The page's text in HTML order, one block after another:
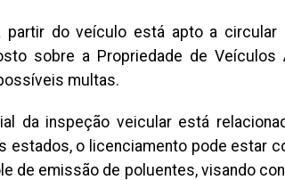
partir do veículo está apto a
sobre a Propriedade de Veículos
multas.
da inspeção veicular está
estados, o licenciamento pode estar
de emissão de poluentes, visando